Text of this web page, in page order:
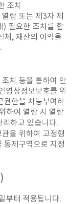
조치
람 또는 제3자 제
) 필요한 조치를 합
체, 재산의 이익을
치 등을 통하여 안
영상정보보호를 위
권한을 차등부여하
하여 열람 시 열람
하고 있습니다.
을 위하여 고정형
통제구역으로 지정
)
부터 적용됩니다.